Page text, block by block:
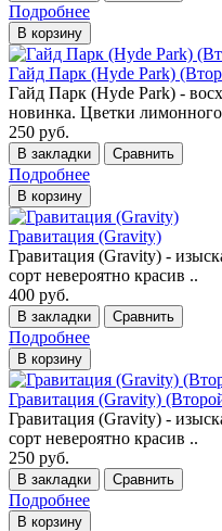
Подробнее
В корзину
Гайд Парк (Hyde Park)
Гайд Парк (Hyde Park) -
новинка. Цветки лимонного
250 руб.
В закладки Сравнить
Подробнее
В корзину
Гравитация (Gravity)
Гравитация (Gravity) -
сорт невероятно красив ..
400 руб.
В закладки Сравнить
Подробнее
В корзину
Гравитация (Gravity)
Гравитация (Gravity) -
сорт невероятно красив ..
250 руб.
В закладки Сравнить
Подробнее
В корзину